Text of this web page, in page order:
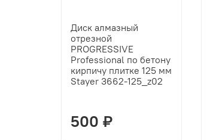
Диск алмазный
отрезной
PROGRESSIVE
Professional по бетону
кирпичу плитке 125 мм
Stayer 3662-125_z02
500 ₽